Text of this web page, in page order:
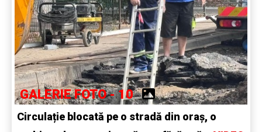
GALERIE FOTO - 10
Circulație blocată pe o stradă din oraș, o